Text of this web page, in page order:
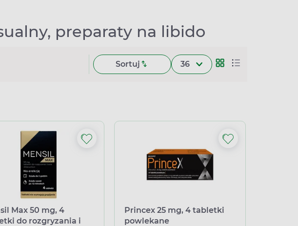
preparaty na libido
Sortuj 36
Max 50 mg, 4
do rozgryzania i
Princex 25 mg, 4 tabletki
powlekane